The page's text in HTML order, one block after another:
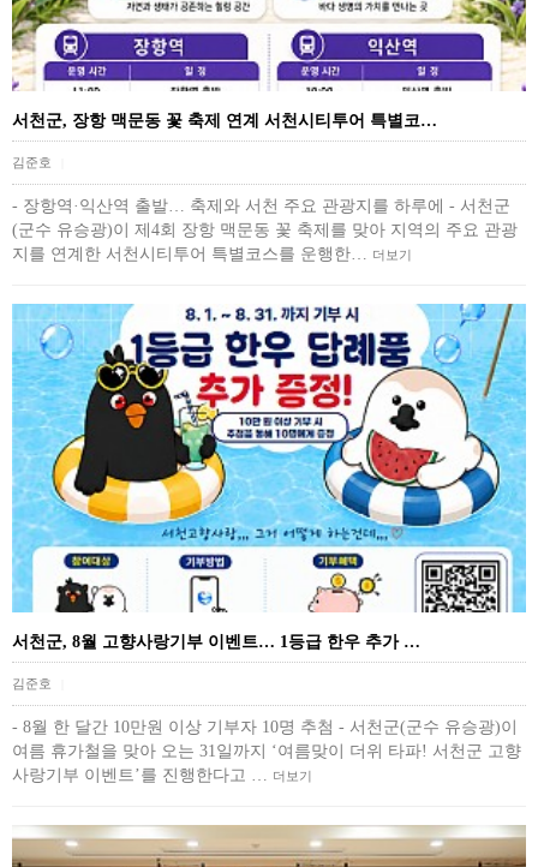
서천군, 장항 맥문동 꽃 축제 연계 서천시티투어 특별코…
김준호
- 장항역·익산역 출발… 축제와 서천 주요 관광지를 하루에 - 서천군
(군수 유승광)이 제4회 장항 맥문동 꽃 축제를 맞아 지역의 주요 관광
지를 연계한 서천시티투어 특별코스를 운행한…
더보기
서천군, 8월 고향사랑기부 이벤트… 1등급 한우 추가 …
김준호
- 8월 한 달간 10만원 이상 기부자 10명 추첨 - 서천군(군수 유승광)이
여름 휴가철을 맞아 오는 31일까지 ‘여름맞이 더위 타파! 서천군 고향
사랑기부 이벤트’를 진행한다고 …
더보기